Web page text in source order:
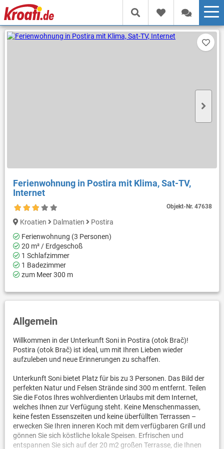
Ferienwohnung in Postira mit Klima, Sat-TV,
Internet
Objekt-Nr.47638
Kroatien Dalmatien
Postira
Ferienwohnung (3 Personen)
20 m² / Erdgeschoß
1 Schlafzimmer
1 Badezimmer
zum Meer 300 m
Allgemein
Willkommen in der Unterkunft Soni in Postira (otok Brač)!
Postira (otok Brač) ist ideal, um mit Ihren Lieben wieder
aufzuleben und neue Erinnerungen zu schaffen.
Unterkunft Soni bietet Platz für bis zu 3 Personen. Das Bild der
perfekten Natur und Felsen Strände sind 300 m entfernt. Teilen
Sie die Fotos Ihres wohlverdienten Urlaubs mit dem Internet,
welches Ihnen zur Verfügung steht. Keine Menschenmassen,
keine festen Essenszeiten und keine überfüllten Terrassen –
erwecken Sie Ihren inneren Koch mit dem verfügbaren Grill und
gönnen Sie sich köstliche lokale Speisen. Erfrischen und
entspannen Sie sich auf der 20 m2 großen Terrasse, die Ihnen